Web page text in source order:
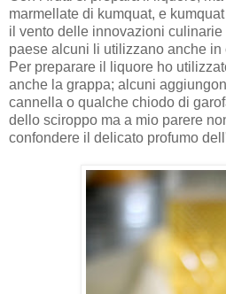
marmellate di kumquat, e
il vento delle innovazioni culinarie
paese alcuni li utilizzano anche in
Per preparare il liquore ho
anche la grappa; alcuni
cannella o qualche chiodo di
dello sciroppo ma a mio parere
confondere il delicato profumo